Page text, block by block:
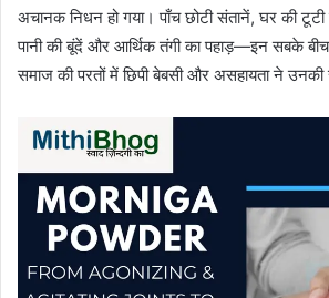
अचानक निधन हो गया। पाँच छोटी संतानें, घर की
पानी की बूंदें और आर्थिक तंगी का पहाड़—इन सबके
समाज की परतों में छिपी बेबसी और असहायता ने उनकी